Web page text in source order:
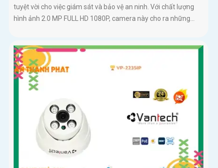
tuyệt vời cho việc giám sát và bảo vệ an ninh. Với chất lượng
hình ảnh 2.0 MP FULL HD 1080P, camera này cho ra những...